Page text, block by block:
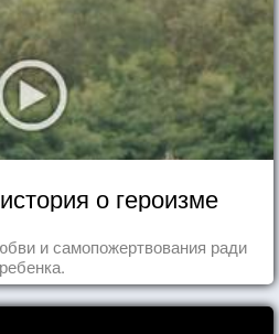
о героизме
и самопожертвования ради
ребенка.